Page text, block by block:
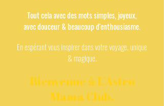
Tout cela avec des mots simples, joyeux,
avec douceur & beaucoup d'enthousiasme.
En espérant vous inspirerdans votre voyage, unique
& magique.
Bienvenue à L'Astro
Mama Club.